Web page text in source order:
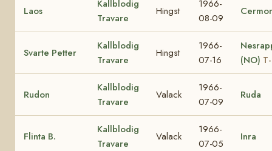
Laos
Kallblodig
Travare
Hingst
1966-
08-09
Svarte Petter
Kallblodig
Travare
Hingst
1966-
07-16
(NO)
Rudon
Kallblodig
Travare
Valack
1966-
07-09
Ruda
Flinta B.
Kallblodig
Travare
Valack
1966-
07-05
Inra